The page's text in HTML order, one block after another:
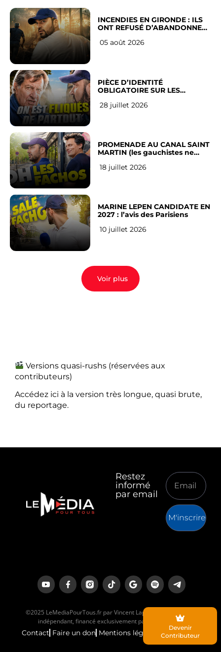
INCENDIES EN GIRONDE : ILS
ONT REFUSÉ D’ABANDONNER
05 août 2026
PIÈCE D’IDENTITÉ
OBLIGATOIRE SUR LES
Français
28 juillet 2026
PROMENADE AU CANAL SAINT
MARTIN (les gauchistes ne
18 juillet 2026
MARINE LEPEN CANDIDATE EN
2027 : l’avis des Parisiens
10 juillet 2026
Voir plus
Versions quasi-rushs (réservées aux
contributeurs)
Accédez ici à la version très longue, quasi brute,
du reportage.
Restez
informé
par email
M'inscrire
©2025 LeMediaPourTous.fr par Vincent Lapierre est un média
indépendant, financé exclusivement par ses lecteurs.
Contact Faire un don Mentions légales
Devenir
Contributeur